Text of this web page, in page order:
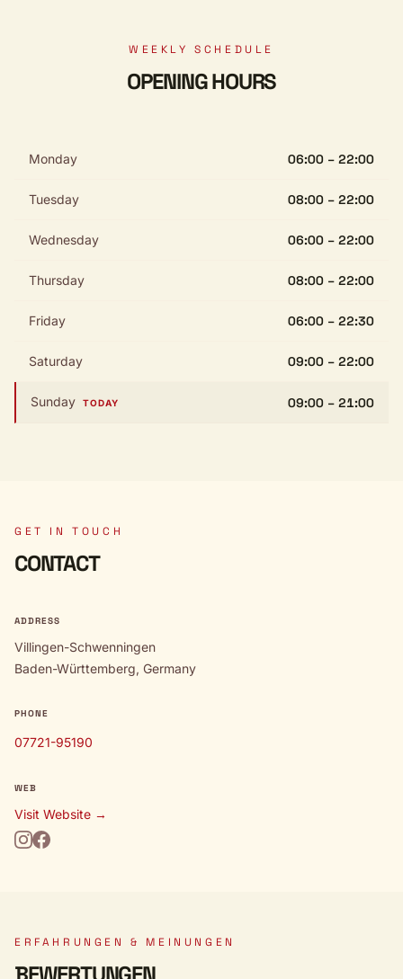
WEEKLY SCHEDULE
OPENING HOURS
Monday 06:00 – 22:00
Tuesday 08:00 – 22:00
Wednesday 06:00 – 22:00
Thursday 08:00 – 22:00
Friday 06:00 – 22:30
Saturday 09:00 – 22:00
Sunday TODAY 09:00 – 21:00
GET IN TOUCH
CONTACT
ADDRESS
Villingen-Schwenningen
Baden-Württemberg, Germany
PHONE
07721-95190
WEB
Visit Website →
ERFAHRUNGEN & MEINUNGEN